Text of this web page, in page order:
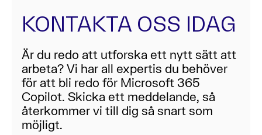
KONTAKTA OSS IDAG
Är du redo att utforska ett nytt sätt att
arbeta? Vi har all expertis du behöver
för att bli redo för Microsoft 365
Copilot. Skicka ett meddelande, så
återkommer vi till dig så snart som
möjligt.